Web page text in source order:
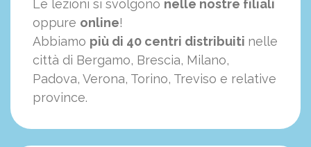
Le lezioni si svolgono nelle nostre filiali
oppure online!
Abbiamo più di 40 centri distribuiti nelle
città di Bergamo, Brescia, Milano,
Padova, Verona, Torino, Treviso e relative
province.